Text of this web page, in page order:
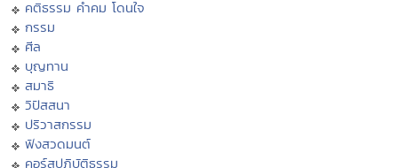
คติธรรม คำคม โดนใจ
กรรม
ศีล
บุญทาน
สมาธิ
วิปัสสนา
ปริวาสกรรม
ฟังสวดมนต์
คอร์สปฏิบัติธรรม